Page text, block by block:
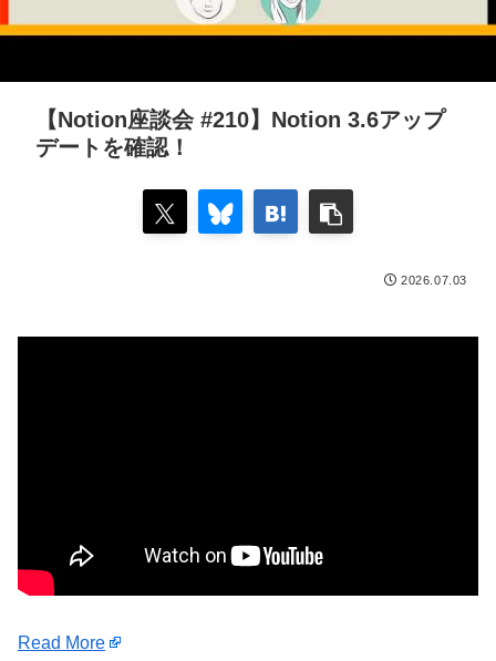
【Notion座談会 #210】Notion 3.6アップ
デートを確認！
2026.07.03
Read More